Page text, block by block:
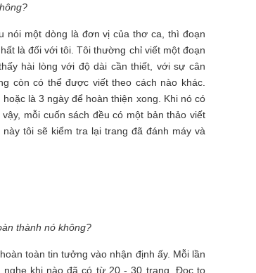
nói một dòng là đơn vị của thơ ca, thì đoạn
là đối với tôi. Tôi thường chỉ viết một đoạn
hài lòng với độ dài cần thiết, với sự cân
còn có thể được viết theo cách nào khác.
là 3 ngày để hoàn thiện xong. Khi nó có
mỗi cuốn sách đều có một bản thảo viết
tôi sẽ kiểm tra lại trang đã đánh máy và
thành nó không?
toàn tin tưởng vào nhận định ấy. Mỗi lần
khi nào đã có từ 20 - 30 trang. Đọc to